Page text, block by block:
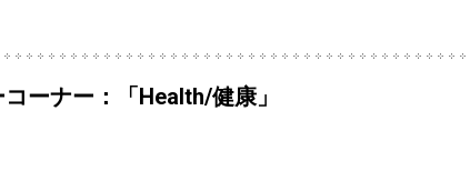
ーナー：「Health/健康」